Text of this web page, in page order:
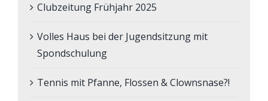
Clubzeitung Frühjahr 2025
Volles Haus bei der Jugendsitzung mit
Spondschulung
Tennis mit Pfanne, Flossen & Clownsnase?!